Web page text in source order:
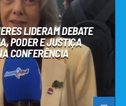
LIDERAM DEBATE
PODER E JUSTIÇA
CONFERÊNCIA